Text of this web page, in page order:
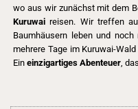
wo aus wir zunächst mit dem
Kuruwai reisen. Wir treffen
Baumhäusern leben und
mehrere Tage im Kuruwai-
Ein einzigartiges Abenteuer ,